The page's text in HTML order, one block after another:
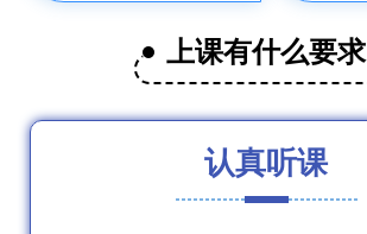
上课有什么要求
认真听课